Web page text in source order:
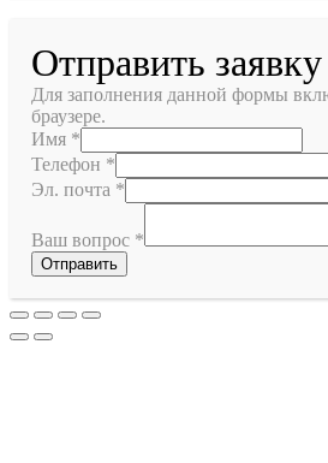
Отправить заявку
Для заполнения данной формы
браузере.
Имя *
Телефон *
Эл. почта *
Ваш вопрос *
Отправить